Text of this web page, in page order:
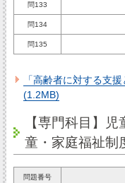
問133
問134
問135
「高齢者に対する支
(1.2MB)
【専門科目】
童・家庭福祉制
問題番号